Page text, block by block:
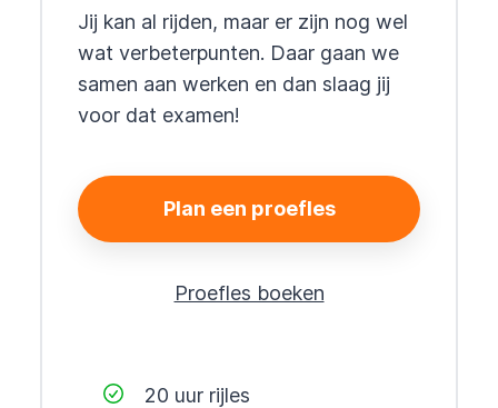
Jij kan al rijden, maar er zijn nog wel
wat verbeterpunten. Daar gaan we
samen aan werken en dan slaag jij
voor dat examen!
Plan een proefles
Proefles boeken
20 uur rijles